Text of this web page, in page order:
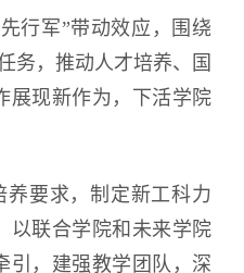
行军”带动效应，围绕
务，推动人才培养、国
展现新作为，下活学院
养要求，制定新工科力
以联合学院和未来学院
引，建强教学团队，深